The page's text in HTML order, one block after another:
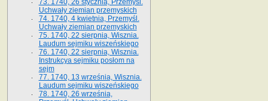
73. 1740, 26 stycznia, Przemyśl.
Uchwały ziemian przemyskich
74. 1740, 4 kwietnia, Przemyśl.
Uchwały ziemian przemyskich
75. 1740, 22 sierpnia, Wisznia.
Laudum sejmiku wiszeńskiego
76. 1740, 22 sierpnia, Wisznia.
Instrukcya sejmiku posłom na
sejm
77. 1740, 13 września, Wisznia.
Laudum sejmiku wiszeńskiego
78. 1740, 26 września,